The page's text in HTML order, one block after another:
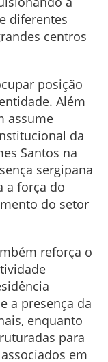
diferentes
centros
posição
Além
assume
da
Santos na
sergipana
a força do
do setor
reforça o
a presença da
enquanto
para
em